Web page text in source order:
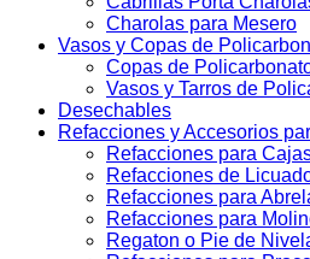
Charolas para Mesero
Vasos y Copas de
Copas de
Vasos y Tarros de
Desechables
Refacciones y Accesorios
Refacciones para
Refacciones de
Refacciones para
Refacciones para
Regaton o Pie de